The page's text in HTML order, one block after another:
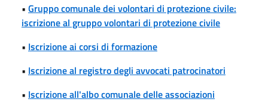
• Gruppo comunale dei volontari di protezione civile:
iscrizione al gruppo volontari di protezione civile
• Iscrizione ai corsi di formazione
• Iscrizione al registro degli avvocati patrocinatori
• Iscrizione all'albo comunale delle associazioni